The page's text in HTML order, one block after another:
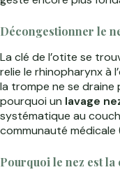
Décongestionner le
La clé de l’otite se
relie le rhinopharynx à
la trompe ne se draine
pourquoi un lavage
systématique au
communauté
Pourquoi le nez est la